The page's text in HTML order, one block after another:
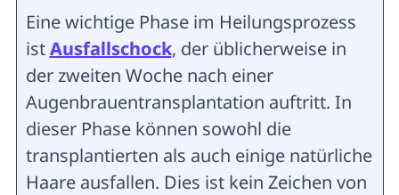
Eine wichtige Phase im Heilungsprozess
istAusfallschock, der üblicherweise in
der zweiten Woche nach einer
Augenbrauentransplantation auftritt. In
dieser Phase können sowohl die
transplantierten als auch einige natürliche
Haare ausfallen. Dies ist kein Zeichen von